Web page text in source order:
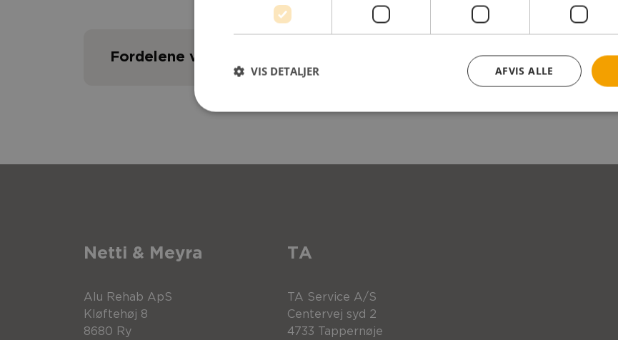
Fordelene ved Forus styring
Netti & Meyra
Alu Rehab ApS
Kløftehøj 8
8680 Ry
TA
TA Service A/S
Centervej syd 2
4733 Tappernøje
AFVIS ALLE
VIS DETALJER